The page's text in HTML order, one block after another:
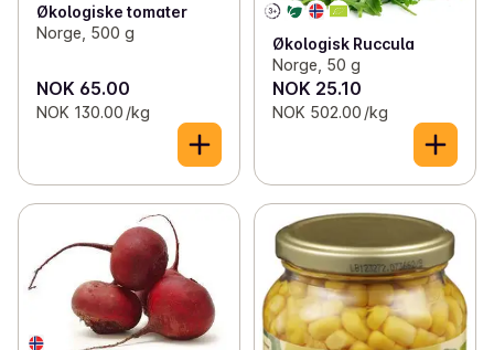
Økologiske tomater
Norge, 500 g
NOK 65.00
NOK 130.00 /kg
Økologisk Ruccula
Norge, 50 g
NOK 25.10
NOK 502.00 /kg